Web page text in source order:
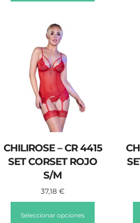
CHILIROSE – CR 4415
SET CORSET ROJO
S/M
37,18€
Seleccionar opciones